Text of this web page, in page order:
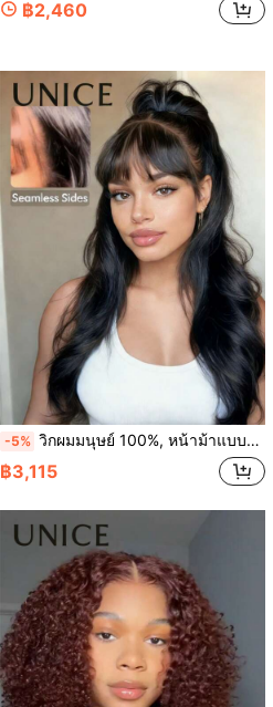
฿2,460
-5% วิกผมมนุษย์ 100%, หน้าม้าแบบม่าน, สีดำฟู, ตัดล่วงหน้า ฟอกล่วงหน้า ถอนล่วงหน้า, วิกผมลูกไม้ด้านหน้า 7x5, วิกผมหยักศกธรรมชาติฟู, สวมใส่และไปได้เลย, ไม่ต้องใช้กาว, วิกผมลูกไม้ปิด, วิกผมผู้หญิง, UNICE Hair
฿3,115